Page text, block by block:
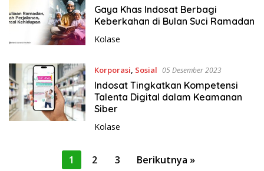
Gaya Khas Indosat Berbagi
Keberkahan di Bulan Suci Ramadan
Kolase
Korporasi Sosial 05 Desember 2023
Indosat Tingkatkan Kompetensi
Talenta Digital dalam Keamanan
Siber
Kolase
1 2 3 Berikutnya »